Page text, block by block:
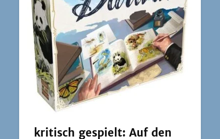
kritisch gespielt: Auf den